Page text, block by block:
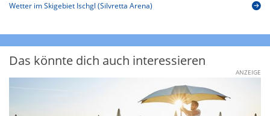
Wetter im Skigebiet Ischgl (Silvretta Arena)
Das könnte dich auch interessieren
ANZEIGE